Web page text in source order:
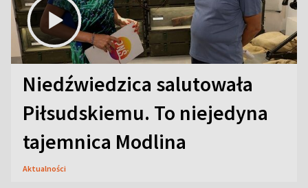
Niedźwiedzica salutowała
Piłsudskiemu. To niejedyna
tajemnica Modlina
Aktualności